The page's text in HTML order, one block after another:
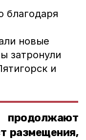
благодаря
новые
затронули
и
размещения,